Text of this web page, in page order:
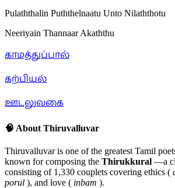
Pulaththalin Puththelnaatu Unto Nilaththotu
Neeriyain Thannaar Akaththu
காமத்துப்பால்
கற்பியல்
ஊடலுவகை
🧠 About Thiruvalluvar
Thiruvalluvar is one of the greatest Tamil
known for composing the Thirukkural —a
consisting of 1,330 couplets covering ethics (
porul ), and love ( inbam ).